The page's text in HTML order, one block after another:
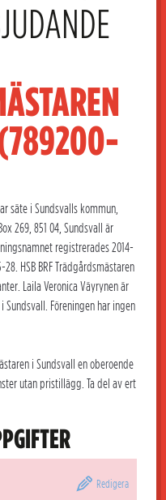
(789200-
säte i Sundsvalls kommun,
269, 851 04, Sundsvall är
registrerades 2014-
HSB BRF Trädgårdsmästaren
Laila Veronica Väyrynen är
Sundsvall. Föreningen har ingen
i Sundsvall en oberoende
utan pristillägg. Ta del av ert
Redigera